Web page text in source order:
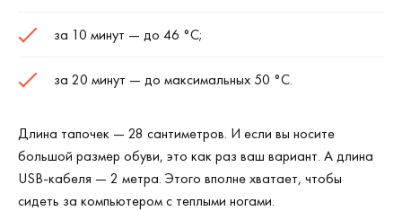
за 10 минут — до 46 °C;
за 20 минут — до максимальных 50 °C.
Длина тапочек — 28 сантиметров. И если вы носите
большой размер обуви, это как раз ваш вариант. А длина
USB-кабеля — 2 метра. Этого вполне хватает, чтобы
сидеть за компьютером с теплыми ногами.